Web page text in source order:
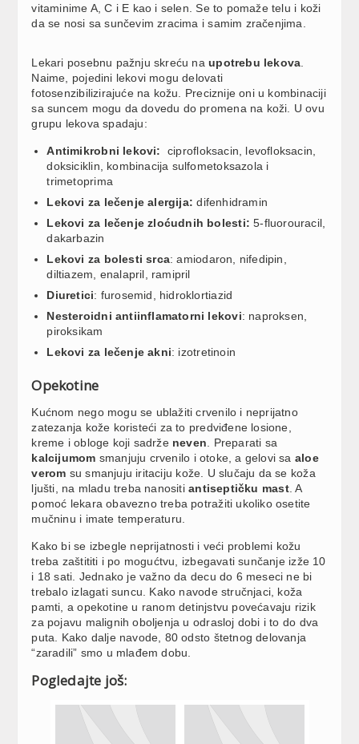
vitaminime A, C i E kao i selen. Se to pomaže telu i koži
da se nosi sa sunčevim zracima i samim zračenjima.
Lekari posebnu pažnju skreću naupotrebu lekova
Naime, pojedini lekovi mogu delovati
fotosenzibilizirajuće na kožu. Preciznije oni u kombinaciji
sa suncem mogu da dovedu do promena na koži. U ovu
grupu lekova spadaju:
Antimikrobni lekovi:ciprofloksacin, levofloksacin,
doksiciklin, kombinacija sulfometoksazola i
trimetoprima
Lekovi za lečenje alergija:difenhidramin
Lekovi za lečenje zloćudnih bolesti:5-fluorouracil,
dakarbazin
Lekovi za bolesti srca: amiodaron, nifedipin,
diltiazem, enalapril, ramipril
Diuretici: furosemid, hidroklortiazid
Nesteroidni antiinflamatorni lekovi: naproksen,
piroksikam
Lekovi za lečenje akni: izotretinoin
Opekotine
Kućnom nego mogu se ublažiti crvenilo i neprijatno
zatezanja kože koristeći za to predviđene losione,
kreme i obloge koji sadrže neven . Preparati sa
kalcijumom smanjuju crvenilo i otoke, a gelovi sa aloe
verom su smanjuju iritaciju kože. U slučaju da se koža
ljušti, na mladu treba nanositiantiseptičku mast. A
pomoć lekara obavezno treba potražiti ukoliko osetite
mučninu i imate temperaturu.
Kako bi se izbegle neprijatnosti i veći problemi kožu
treba zaštititi i po mogućtvu, izbegavati sunčanje izže 10
i 18 sati. Jednako je važno da decu do 6 meseci ne bi
trebalo izlagati suncu. Kako navode stručnjaci, koža
pamti, a opekotine u ranom detinjstvu povećavaju rizik
za pojavu malignih oboljenja u odrasloj dobi i to do dva
puta. Kako dalje navode, 80 odsto štetnog delovanja
“zaradili” smo u mlađem dobu.
Pogledajte još: